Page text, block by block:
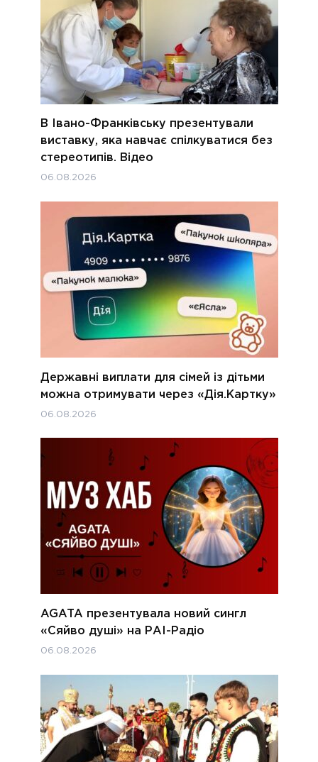
В Івано-Франківську презентували
виставку, яка навчає спілкуватися без
стереотипів. Відео
06.08.2026
Державні виплати для сімей із дітьми
можна отримувати через «Дія.Картку»
06.08.2026
AGATA презентувала новий сингл
«Сяйво душі» на РАІ-Радіо
06.08.2026